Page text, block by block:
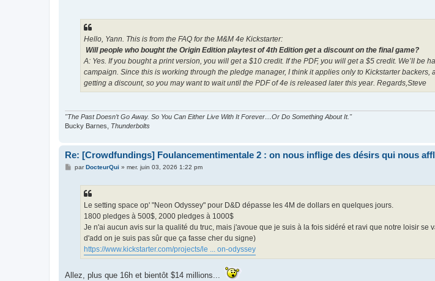
Hello, Yann. This is from the FAQ for the M&M 4e Kickstarter:
Will people who bought the Origin Edition playtest of 4th Edition get a discount on the final game?
A: Yes. If you bought a print version, you will get a $10 credit. If the PDF, you will get a $5 credit. We’ll be
campaign. Since this is working through the pledge manager, I think it applies only to Kickstarter
getting a discount, so you may want to wait until the PDF of 4e is released later this year. Regards,Steve
"The Past Doesn’t Go Away. So You Can Either Live With It Forever…Or Do Something About It."
Bucky Barnes, Thunderbolts
Re: [Crowdfundings] Foulancementimentale 2 : on nous inflige des désirs qui nous
MparDocteurQui » mer. juin 03, 2026 1:22 pm
Le setting space op' "Neon Odyssey" pour D&D dépasse les 4M de dollars en quelques jours.
1800 pledges à 500$, 2000 pledges à 1000$
Je n'ai aucun avis sur la qualité du truc, mais j'avoue que je suis à la fois sidéré et ravi que notre loisir se
d'add on je suis pas sûr que ça fasse cher du signe)
https://www.kickstarter.com/projects/le ... on-odyssey
Allez, plus que 16h et bientôt $14 millions...